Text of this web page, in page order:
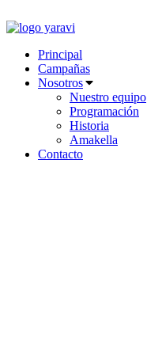
al
Principal
Campañas
Nosotros
Nuestro equipo
Programación
Historia
Amakella
Contacto